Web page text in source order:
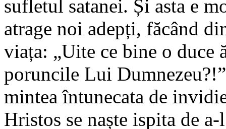
sufletul satanei. Și asta e
atrage noi adepți, făcând
viața: „Uite ce bine o duce
poruncile Lui
mintea întunecata de
Hristos se naște ispita de